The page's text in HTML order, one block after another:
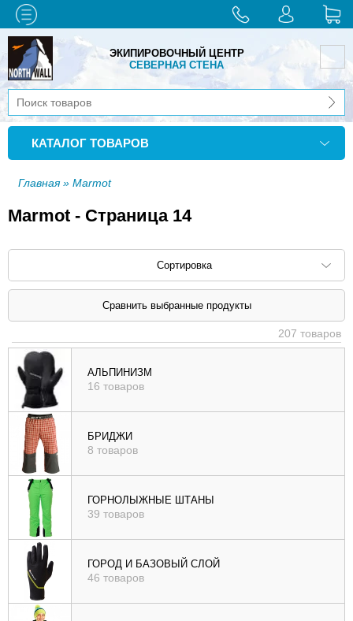
ЭКИПИРОВОЧНЫЙ ЦЕНТР
СЕВЕРНАЯ СТЕНА
КАТАЛОГ ТОВАРОВ
Главная» Marmot
Marmot - Страница 14
Сортировка
Сортировать по: наименованию (
убыв
возр
|
убыв
возр
|
убыв
207 товаров
АЛЬПИНИЗМ
16 товаров
БРИДЖИ
8 товаров
ГОРНОЛЫЖНЫЕ ШТАНЫ
39 товаров
ГОРОД И БАЗОВЫЙ СЛОЙ
46 товаров